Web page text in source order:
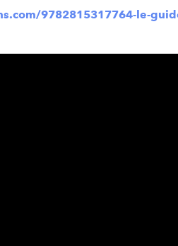
9782815317764-le-